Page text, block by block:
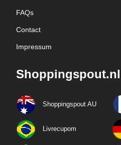
FAQs
Contact
Impressum
Shoppingspout.nl
Shoppingspout AU
Livrecupom